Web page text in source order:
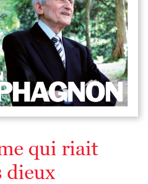
qui riait
dieux